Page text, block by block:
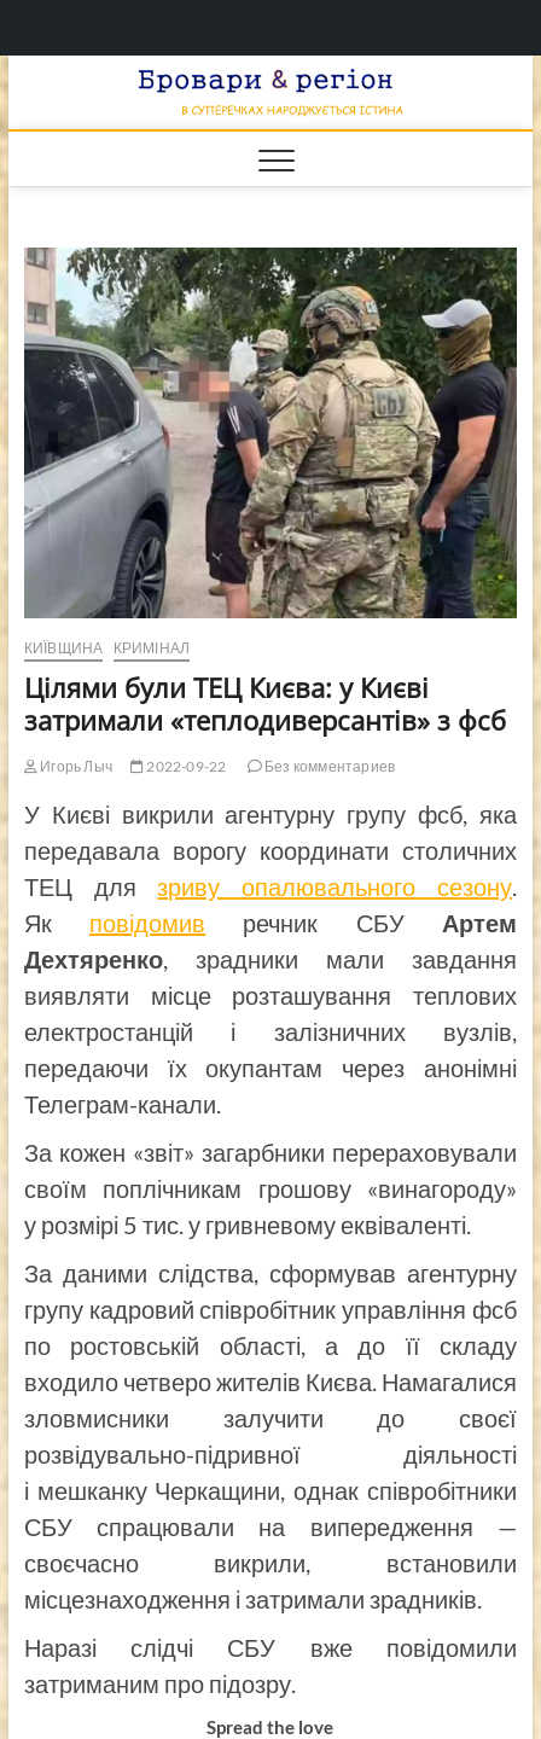
к
НАРОДЖУЄТЬСЯ
КИЇВЩИНА КРИМІНАЛ
Цілями були ТЕЦ Києва: у Києві
затримали «теплодиверсантів» з фсб
Игорь Лыч 2022-09-22 Без комментариев
У Києві викрили агентурну групу фсб, яка
передавала ворогу координати столичних
ТЕЦ длязриву опалювального сезону
Як повідомив речник СБУ Артем
Дехтяренко, зрадники мали завдання
виявляти місце розташування теплових
електростанцій і залізничних вузлів,
передаючи їх окупантам через анонімні
Телеграм-канали.
За кожен «звіт» загарбники перераховували
своїм поплічникам грошову «винагороду»
у розмірі 5 тис. у гривневому еквіваленті.
За даними слідства, сформував агентурну
групу кадровий співробітник управління фсб
по ростовській області, а до її складу
входило четверо жителів Києва. Намагалися
зловмисники залучити до своєї
розвідувально-підривної діяльності
і мешканку Черкащини, однак співробітники
СБУ спрацювали на випередження —
своєчасно викрили, встановили
місцезнаходження і затримали зрадників.
Наразі слідчі СБУ вже повідомили
затриманим про підозру.
Spread the love